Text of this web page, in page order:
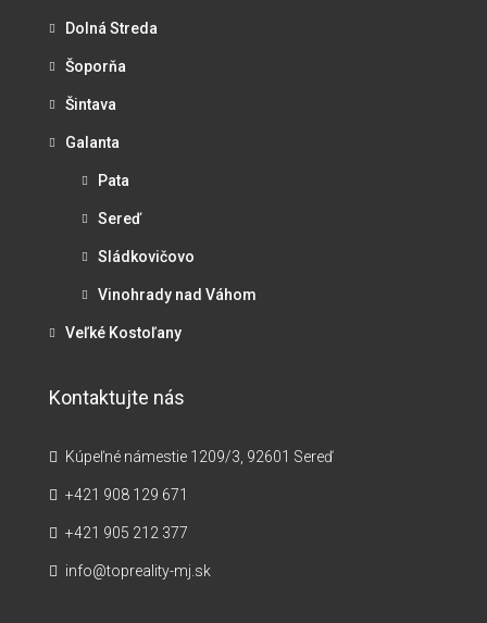
Dolná Streda
Šoporňa
Šintava
Galanta
Pata
Sereď
Sládkovičovo
Vinohrady nad Váhom
Veľké Kostoľany
Kontaktujte nás
Kúpeľné námestie 1209/3, 92601 Sereď
+421 908 129 671
+421 905 212 377
info@topreality-mj.sk